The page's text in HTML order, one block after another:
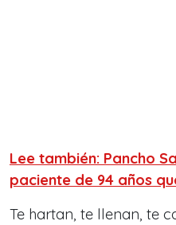
Lee también: Pancho
paciente de 94 años
Te hartan, te llenan, te